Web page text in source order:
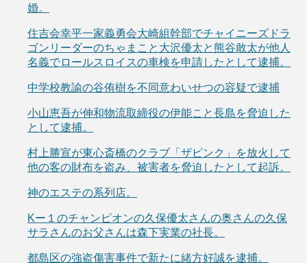
婚。
住吉会幸平一家義勇会大崎組幹部でチャイニーズドラ
ゴンリーダーのちゃまこと大沢優太と熊谷敢太が他人
名義でロールスロイスの車検を申請したとして逮捕。
中学校教諭の谷侑樹を不同意わいせつの容疑で逮捕
小山恵吾が伸和物流取締役の伊能こと長島を脅迫した
として逮捕。
村上勝宣が東心斎橋のクラブ「ザピンク」を放火して
他の客の財布を盗み、被害者を脅迫したとして起訴。
神のエステの系列店。
Kー１のチャンピオンの久保優太さんの奥さんの久保
サラさんのお父さんは森下実業の社長。
都島区の強盗傷害事件で新たに緒方好誠を逮捕。